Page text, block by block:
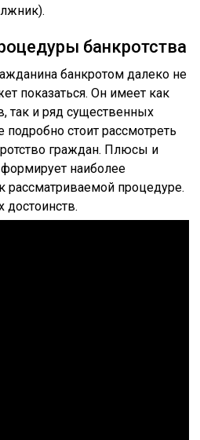
банкротства
банкротом далеко не
показаться. Он имеет как
так и ряд существенных
подробно стоит рассмотреть
граждан. Плюсы и
наиболее
рассматриваемой процедуре.
достоинств.